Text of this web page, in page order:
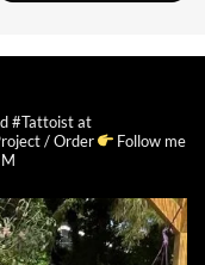
#Tattoist at
/ Order
Follow me